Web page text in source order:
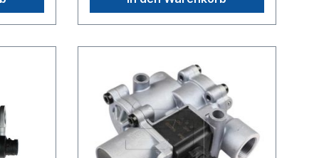
MK,
x 1.5 Gewinde Anschluss (3)
Entlüftung Snap-on contour
barAbmessungen (mm) 103 x 103 x
144Verwendung: TRAILER ABS,
TRAILER EBSWeitere Informationen,
siehe Anwendung für Es handelt sich
nicht um ein Originalteil Wabco,
Knorr oder Haldex Artikel, sondern
um ein baugleiches Produkt